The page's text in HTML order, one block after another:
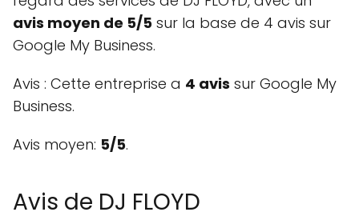
avis moyen de 5/5 sur la base de 4 avis sur
Google My Business.
Avis : Cette entreprise a 4 avis sur Google My
Business.
Avis moyen: 5/5.
Avis de DJ FLOYD